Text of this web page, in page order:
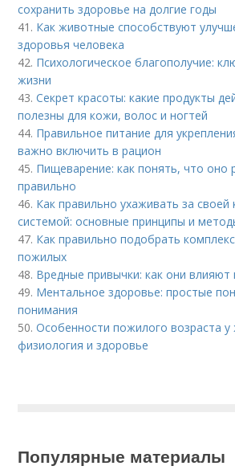
сохранить здоровье на долгие годы
41. Как животные способствуют
здоровья человека
42. Психологическое благополучие:
жизни
43.Секрет красоты: какие продукты
полезны для кожи, волос и ногтей
44. Правильное питание для
важно включить в рацион
45. Пищеварение: как понять, что оно
правильно
46. Как правильно ухаживать за своей
системой: основные принципы и
47. Как правильно подобрать
пожилых
48. Вредные привычки: как они
49. Ментальное здоровье: простые
понимания
50.Особенности пожилого возраста
физиология и здоровье
Популярные материалы